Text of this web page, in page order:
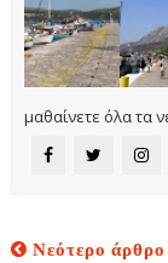
μαθαίνετε όλα τα
Νεότερο άρθρο